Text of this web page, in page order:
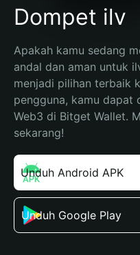
Dompet ilv
Apakah kamu sedang
andal dan aman untuk
menjadi pilihan terbaik
pengguna, kamu dapat
Web3 di Bitget Wallet.
sekarang!
Unduh Android APK
Unduh Google Play